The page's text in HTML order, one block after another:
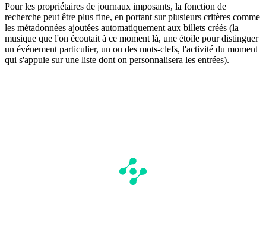
Pour les propriétaires de journaux imposants, la fonction de
recherche peut être plus fine, en portant sur plusieurs critères comme
les métadonnées ajoutées automatiquement aux billets créés (la
musique que l'on écoutait à ce moment là, une étoile pour distinguer
un événement particulier, un ou des mots-clefs, l'activité du moment
qui s'appuie sur une liste dont on personnalisera les entrées).